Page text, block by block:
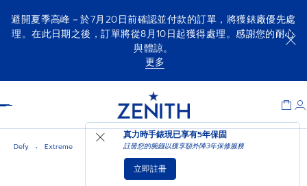
避開夏季高峰－於7月20日前確認並付款的訂單，將獲錶廠優先處
理。在此日期之後，訂單將從8月10日起獲得處理。感謝您的耐心
與體諒。
更多
真力時手錶現已享有5年保固
註冊您的腕錢以獲享額外陣3年保修服務
立即註冊
Defy Extreme